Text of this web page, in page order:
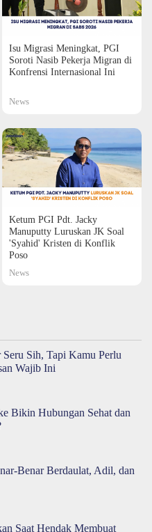
Isu Migrasi Meningkat, PGI
Soroti Nasib Pekerja Migran di
Konfrensi Internasional Ini
News
Ketum PGI Pdt. Jacky
Manuputty Luruskan JK Soal
'Syahid' Kristen di Konflik
Poso
News
Sih, Tapi Kamu Perlu
Wajib Ini
Bikin Hubungan Sehat dan
Benar Berdaulat, Adil, dan
Saat Hendak Membuat